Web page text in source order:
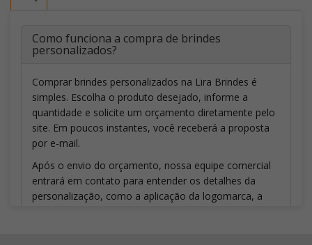
Como funciona a compra de brindes
personalizados?
Comprar brindes personalizados na Lira Brindes é
simples. Escolha o produto desejado, informe a
quantidade e solicite um orçamento diretamente pelo
site. Em poucos instantes, você receberá a proposta
por e-mail.
Após o envio do orçamento, nossa equipe comercial
entrará em contato para entender os detalhes da
personalização, como a aplicação da logomarca, a